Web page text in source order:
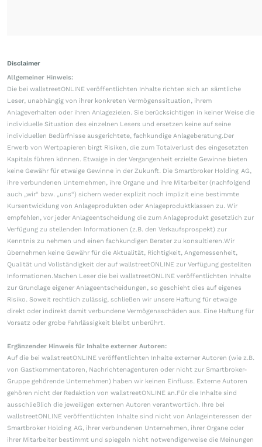
Disclaimer
Allgemeiner Hinweis:
Die bei wallstreetONLINE veröffentlichten Inhalte richten sich an sämtliche
Leser, unabhängig von ihrer konkreten Vermögenssituation, ihrem
Anlageverhalten oder ihren Anlagezielen. Sie berücksichtigen in keiner Weise die
individuelle Situation des einzelnen Lesers und ersetzen keine auf seine
individuellen Bedürfnisse ausgerichtete, fachkundige Anlageberatung.Der
Erwerb von Wertpapieren birgt Risiken, die zum Totalverlust des eingesetzten
Kapitals führen können. Etwaige in der Vergangenheit erzielte Gewinne bieten
keine Gewähr für etwaige Gewinne in der Zukunft. Die Smartbroker Holding AG,
ihre verbundenen Unternehmen, ihre Organe und ihre Mitarbeiter (nachfolgend
auch „wir“ bzw. „uns“) sichern weder explizit noch implizit eine bestimmte
Kursentwicklung von Anlageprodukten oder Anlageproduktklassen zu. Wir
empfehlen, vor jeder Anlageentscheidung die zum Anlageprodukt gesetzlich zur
Verfügung zu stellenden Informationen (z.B. den Verkaufsprospekt) zur
Kenntnis zu nehmen und einen fachkundigen Berater zu konsultieren.Wir
übernehmen keine Gewähr für die Aktualität, Richtigkeit, Angemessenheit,
Qualität und Vollständigkeit der auf wallstreetONLINE zur Verfügung gestellten
Informationen.Machen Leser die bei wallstreetONLINE veröffentlichten Inhalte
zur Grundlage eigener Anlageentscheidungen, so geschieht dies auf eigenes
Risiko. Soweit rechtlich zulässig, schließen wir unsere Haftung für etwaige
direkt oder indirekt damit verbundene Vermögensschäden aus. Eine Haftung für
Vorsatz oder grobe Fahrlässigkeit bleibt unberührt.
Ergänzender Hinweis für Inhalte externer Autoren:
Auf die bei wallstreetONLINE veröffentlichten Inhalte externer Autoren (wie z.B.
von Gastkommentatoren, Nachrichtenagenturen oder nicht zur Smartbroker-
Gruppe gehörende Unternehmen) haben wir keinen Einfluss. Externe Autoren
gehören nicht der Redaktion von wallstreetONLINE an.Für die Inhalte sind
ausschließlich die jeweiligen externen Autoren verantwortlich. Ihre bei
wallstreetONLINE veröffentlichten Inhalte sind nicht von Anlageinteressen der
Smartbroker Holding AG, ihrer verbundenen Unternehmen, ihrer Organe oder
ihrer Mitarbeiter bestimmt und spiegeln nicht notwendigerweise die Meinungen